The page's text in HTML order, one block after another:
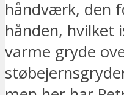
håndværk, den
hånden,
varme gryde